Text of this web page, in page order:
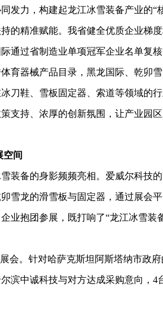
发力，构建起龙江冰雪装备产业的“
的精准赋能。我省健全优质企业梯
通过省制造业单项冠军企业名单复
育器械产品目录，黑龙国际、乾卯
刀鞋、雪板固定器、索道等领域的行
支持、浓厚的创新氛围，让产业园
空间
装备的身影频频亮相。爱威尔科技
雪龙的滑雪板与固定器，通过展会
业抱团参展，既打响了“龙江冰雪装
会。针对哈萨克斯坦阿斯塔纳市政府
滨中诚科技与对方达成采购意向，4